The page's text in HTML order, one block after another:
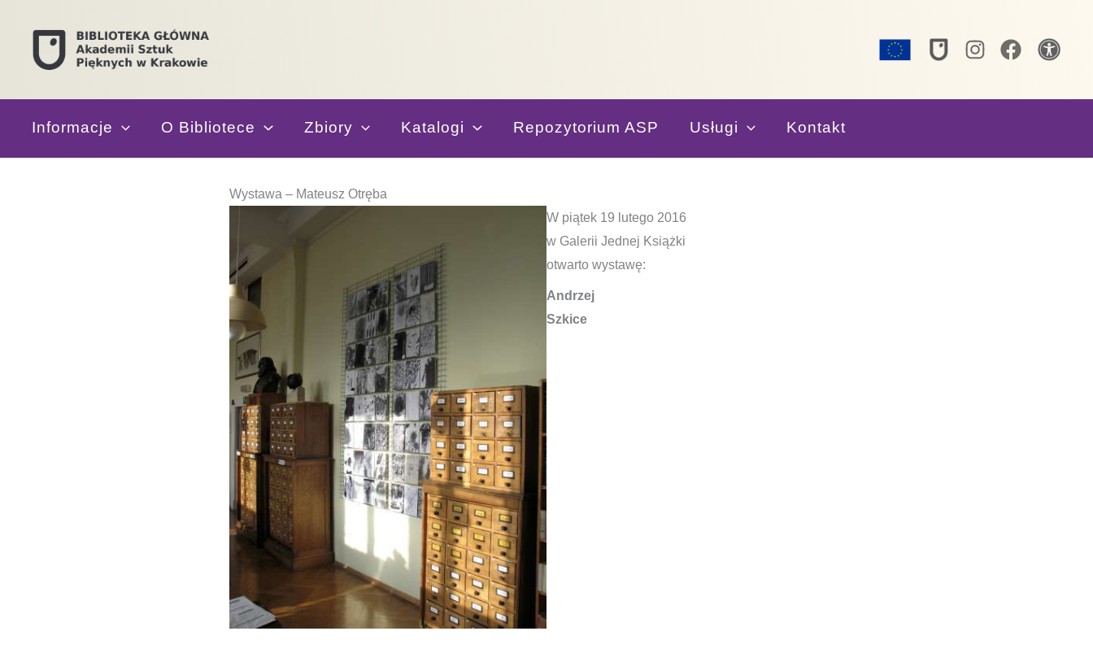
Informacje O Bibliotece Zbiory Katalogi Repozytorium ASP Usługi Kontakt
Wystawa – Mateusz Otręba
W piątek 19 lutego 2016
w Galerii Jednej Książki
otwarto wystawę:
Andrzej
Szkice